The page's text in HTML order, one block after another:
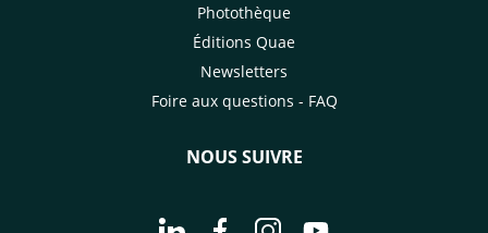
Photothèque
Éditions Quae
Newsletters
Foire aux questions - FAQ
NOUS SUIVRE
Aller à la page Nous suivre sur
Aller à la page Nous suivre sur
Aller à la page Nous
Aller à la page